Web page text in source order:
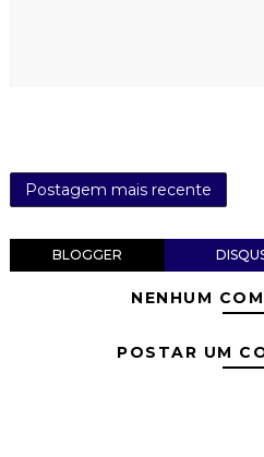
Postagem mais recente
BLOGGER
NENHUM
POSTAR UM